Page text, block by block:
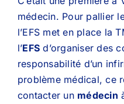
médecin. Pour pallier
l’EFS met en place la
l’EFS d’organiser des
responsabilité d’un
problème médical, ce
contacter un médecin